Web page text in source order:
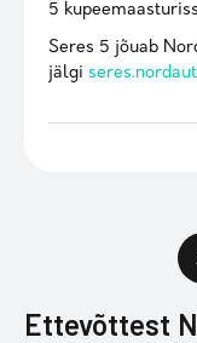
5
Seres 5 jõuab
jälgi
Ettevõttest